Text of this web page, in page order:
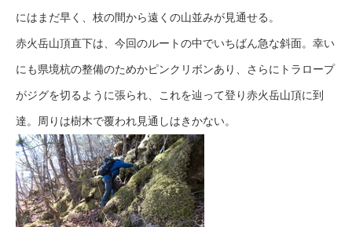
にはまだ早く、枝の間から遠くの山並みが見通せる。
赤火岳山頂直下は、今回のルートの中でいちばん急な斜面。幸い
にも県境杭の整備のためかピンクリボンあり、さらにトラロープ
がジグを切るように張られ、これを辿って登り赤火岳山頂に到
達。周りは樹木で覆われ見通しはきかない。